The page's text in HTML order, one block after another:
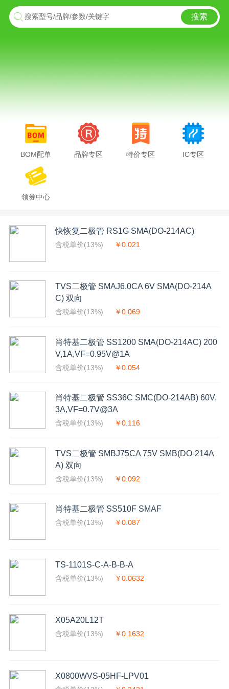
搜索型号/品牌/参数/关键字 搜索
BOM配单 品牌专区 特价专区 IC专区
领券中心
快恢复二极管 RS1G SMA(DO-214AC)
含税单价(13%) ￥0.021
TVS二极管 SMAJ6.0CA 6V SMA(DO-214A
C) 双向
含税单价(13%) ￥0.069
肖特基二极管 SS1200 SMA(DO-214AC) 200
V,1A,VF=0.95V@1A
含税单价(13%) ￥0.054
肖特基二极管 SS36C SMC(DO-214AB) 60V,
3A,VF=0.7V@3A
含税单价(13%) ￥0.116
TVS二极管 SMBJ75CA 75V SMB(DO-214A
A) 双向
含税单价(13%) ￥0.092
肖特基二极管 SS510F SMAF
含税单价(13%) ￥0.087
TS-1101S-C-A-B-B-A
含税单价(13%) ￥0.0632
X05A20L12T
含税单价(13%) ￥0.1632
X0800WVS-05HF-LPV01